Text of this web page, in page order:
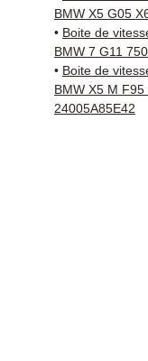
BMW X5 G05
• Boite de
BMW 7 G11
• Boite de
BMW X5 M
24005A85E42